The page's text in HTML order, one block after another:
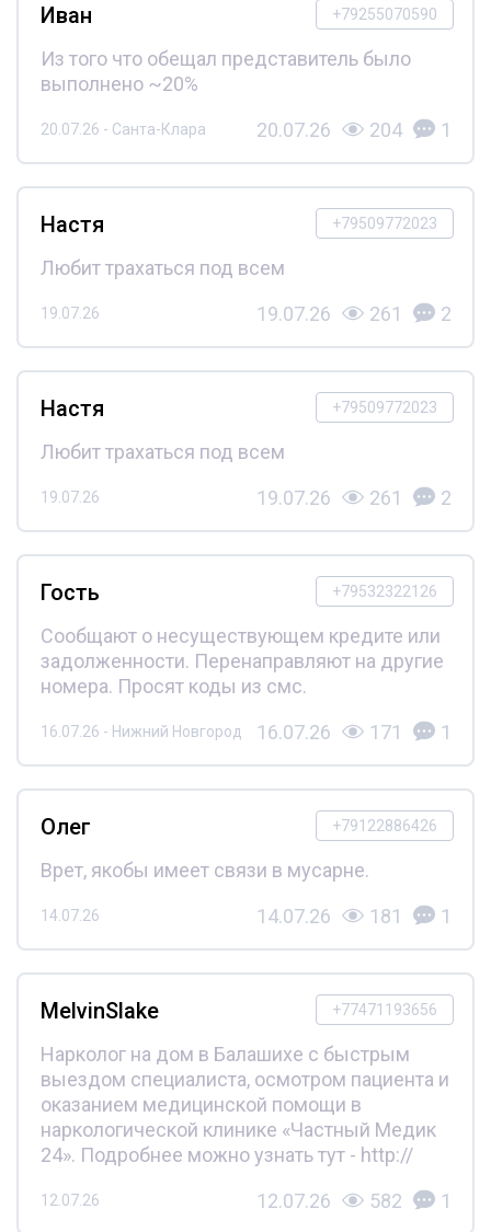
+79255070590
Иван
Из того что обещал представитель было
выполнено ~20%
20.07.26 - Санта-Клара 20.07.26 204 1
+79509772023
Настя
Любит трахаться под всем
19.07.26 19.07.26 261 2
+79509772023
Настя
Любит трахаться под всем
19.07.26 19.07.26 261 2
+79532322126
Гость
Сообщают о несуществующем кредите или
задолженности. Перенаправляют на другие
номера. Просят коды из смс.
16.07.26 - Нижний Новгород 16.07.26 171 1
+79122886426
Олег
Врет, якобы имеет связи в мусарне.
14.07.26 14.07.26 181 1
+77471193656
MelvinSlake
Нарколог на дом в Балашихе с быстрым
выездом специалиста, осмотром пациента и
оказанием медицинской помощи в
наркологической клинике «Частный Медик
24». Подробнее можно узнать тут - http://
12.07.26 12.07.26 582 1